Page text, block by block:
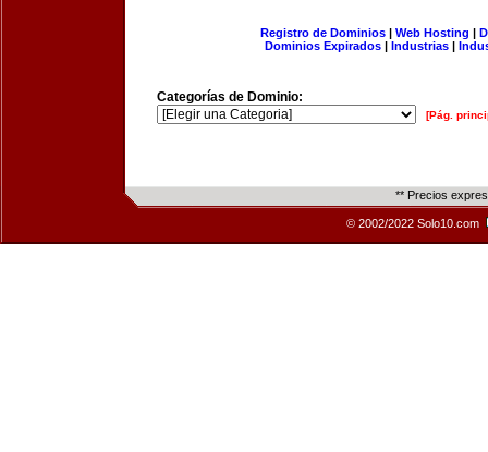
Registro de Dominios| Web Hosting |
Dominios Expirados | Industrias |
Categorías de Dominio:
[Pág.
** Precios
© 2002/2022 Solo10.com